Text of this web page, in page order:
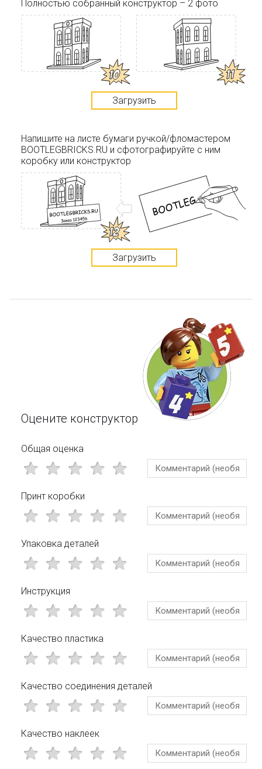
Полностью собранный конструктор – 2 фото
Загрузить
Напишите на листе бумаги ручкой/фломастером
BOOTLEGBRICKS.RU и сфотографируйте с ним
коробку или конструктор
Загрузить
Оцените конструктор
Общая оценка
Принт коробки
Упаковка деталей
Инструкция
Качество пластика
Качество соединения деталей
Качество наклеек